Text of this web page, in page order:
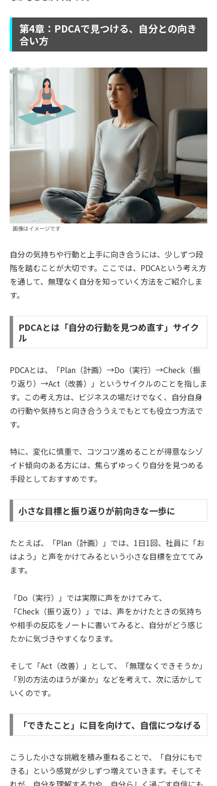
第4章：PDCAで見つける、自分との向き
合い方
画像はイメージです
自分の気持ちや行動と上手に向き合うには、少しずつ段
階を踏むことが大切です。ここでは、PDCAという考え方
を通して、無理なく自分を知っていく方法をご紹介しま
す。
PDCAとは「自分の行動を見つめ直す」サイク
ル
PDCAとは、「Plan（計画）→Do（実行）→Check（振
り返り）→Act（改善）」というサイクルのことを指しま
す。この考え方は、ビジネスの場だけでなく、自分自身
の行動や気持ちと向き合ううえでもとても役立つ方法で
す。
特に、変化に慎重で、コツコツ進めることが得意なシゾ
イド傾向のある方には、焦らずゆっくり自分を見つめる
手段としておすすめです。
小さな目標と振り返りが前向きな一歩に
たとえば、「Plan（計画）」では、1日1回、社員に「お
はよう」と声をかけてみるという小さな目標を立ててみ
ます。
「Do（実行）」では実際に声をかけてみて、
「Check（振り返り）」では、声をかけたときの気持ち
や相手の反応をノートに書いてみると、自分がどう感じ
たかに気づきやすくなります。
そして「Act（改善）」として、「無理なくできそうか」
「別の方法のほうが楽か」などを考えて、次に活かして
いくのです。
「できたこと」に目を向けて、自信につなげる
こうした小さな挑戦を積み重ねることで、「自分にもで
きる」という感覚が少しずつ増えていきます。そしてそ